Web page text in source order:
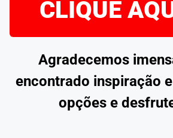
CLIQUE
Agradecemos
encontrado inspiração
opções e